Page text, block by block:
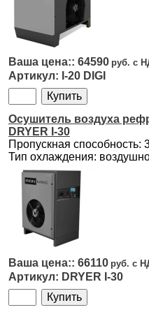
64590
I-20 DIGI
Осушитель воздуха
DRYER I-30
Пропускная способность:
Тип охлаждения:
66110
DRYER I-30